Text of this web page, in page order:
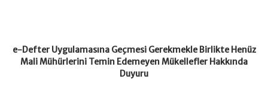
e-Defter Uygulamasına Geçmesi Gerekmekle Birlikte Henüz
Mali Mühürlerini Temin Edemeyen Mükellefler Hakkında
Duyuru